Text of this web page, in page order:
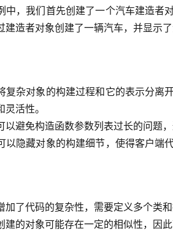
中，我们首先创建了一个汽车建造者
建造者对象创建了一辆汽车，并显示了
复杂对象的构建过程和它的表示分离
活性。
以避免构造函数参数列表过长的问题
以隐藏对象的构建细节，使得客户端
加了代码的复杂性，需要定义多个类和
建的对象可能存在一定的相似性，因